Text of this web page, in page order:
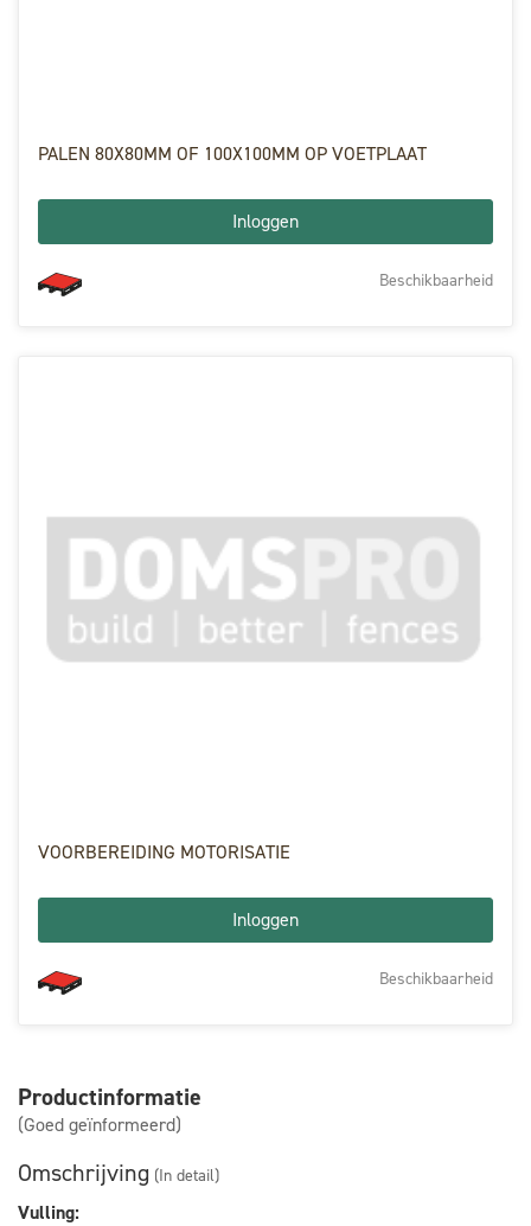
PALEN 80X80MM OF 100X100MM OP VOETPLAAT
Inloggen
Beschikbaarheid
VOORBEREIDING MOTORISATIE
Inloggen
Beschikbaarheid
Productinformatie
(Goed geïnformeerd)
Omschrijving (In detail)
Vulling: